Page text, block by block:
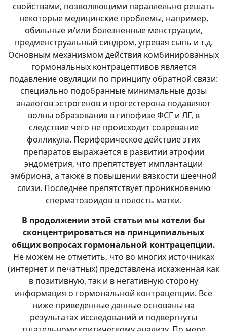
свойствами, позволяющими параллельно решать
некоторые медицинские проблемы, например,
обильные и/или болезненные менструации,
предменструальный синдром, угревая сыпь и т.д.
Основным механизмом действия комбинированных
гормональных контрацептивов является
подавление овуляции по принципу обратной связи:
специально подобранные минимальные дозы
аналогов эстрогенов и прогестерона подавляют
волны образования в гипофизе ФСГ и ЛГ, в
следствие чего не происходит созревание
фолликула. Периферическое действие этих
препаратов выражается в развитии атрофии
эндометрия, что препятствует имплантации
эмбриона, а также в повышении вязкости шеечной
слизи. Последнее препятствует проникновению
сперматозоидов в полость матки.
В продолжении этой статьи мы хотели бы
сконцентрироваться на принципиальных
общих вопросах гормональной контрацепции.
Не можем не отметить, что во многих источниках
(интернет и печатных) представлена искаженная как
в позитивную, так и в негативную сторону
информация о гормональной контрацепции. Все
ниже приведенные данные основаны на
результатах исследований и подвергнуты